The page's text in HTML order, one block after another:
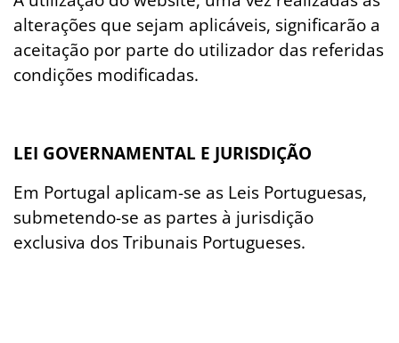
alterações que sejam aplicáveis, significarão a
aceitação por parte do utilizador das referidas
condições modificadas.
LEI GOVERNAMENTAL E JURISDIÇÃO
Em Portugal aplicam-se as Leis Portuguesas,
submetendo-se as partes à jurisdição
exclusiva dos Tribunais Portugueses.